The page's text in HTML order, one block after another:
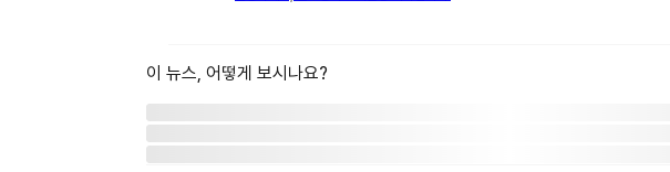
이 뉴스, 어떻게 보시나요?